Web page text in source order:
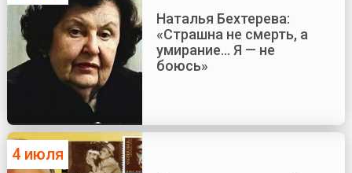
Наталья Бехтерева:
«Страшна не смерть, а
умирание... Я — не
боюсь»
4 июля